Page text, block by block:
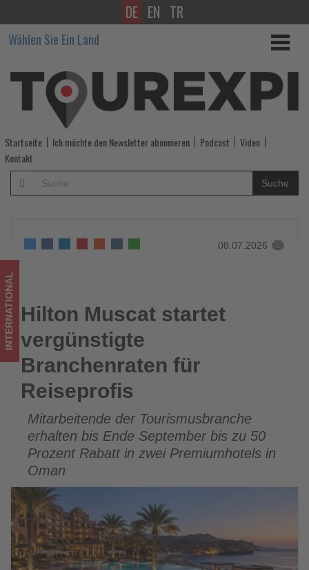
Hilton
Muscat
startet
vergünstigte
Branchenraten
für
Reiseprofis
Wissen,
was
im
Tourismus
los
ist!
DE EN TR
Wählen Sie Ein Land
Startseite Ich möchte den Newsletter abonnieren Podcast
Video
Kontakt
Suche
08.07.2026
Hilton Muscat startet vergünstigte Branchenraten für
Reiseprofis
INTERNATIONAL Hilton Muscat startet
vergünstigte
Branchenraten für
Reiseprofis
Mitarbeitende der Tourismusbranche
erhalten bis Ende September bis zu 50
Prozent Rabatt in zwei Premiumhotels in
Oman